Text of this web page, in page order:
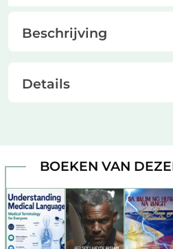
Beschrijving
Details
BOEKEN VAN